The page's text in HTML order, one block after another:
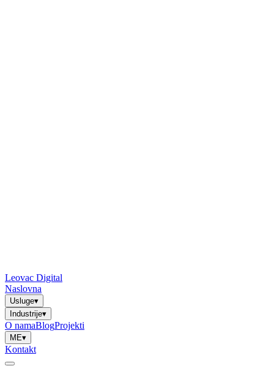
Leovac Digital
Naslovna
Usluge▾
Industrije▾
O namaBlogProjekti
ME▾
Kontakt